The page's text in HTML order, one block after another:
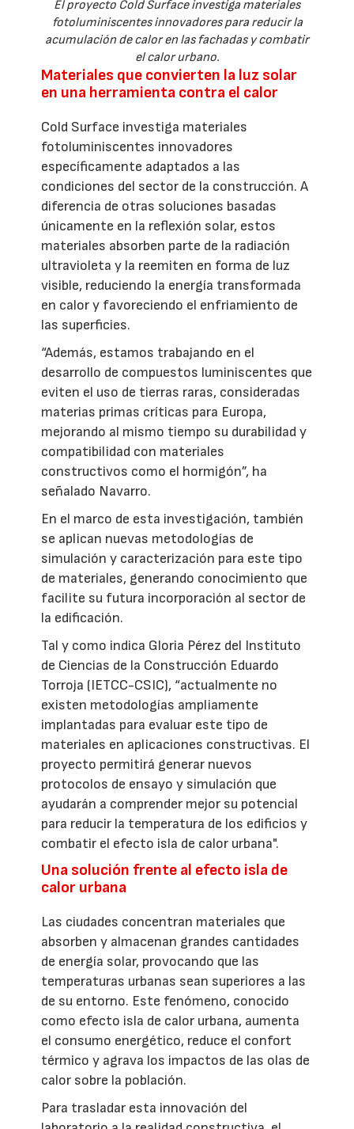
El proyecto Cold Surface investiga materiales
fotoluminiscentes innovadores para reducir la
acumulación de calor en las fachadas y combatir
el calor urbano.
Materiales que convierten la luz solar
en una herramienta contra el calor
Cold Surface investiga materiales
fotoluminiscentes innovadores
específicamente adaptados a las
condiciones del sector de la construcción. A
diferencia de otras soluciones basadas
únicamente en la reflexión solar, estos
materiales absorben parte de la radiación
ultravioleta y la reemiten en forma de luz
visible, reduciendo la energía transformada
en calor y favoreciendo el enfriamiento de
las superficies.
“Además, estamos trabajando en el
desarrollo de compuestos luminiscentes que
eviten el uso de tierras raras, consideradas
materias primas críticas para Europa,
mejorando al mismo tiempo su durabilidad y
compatibilidad con materiales
constructivos como el hormigón”, ha
señalado Navarro.
En el marco de esta investigación, también
se aplican nuevas metodologías de
simulación y caracterización para este tipo
de materiales, generando conocimiento que
facilite su futura incorporación al sector de
la edificación.
Tal y como indica Gloria Pérez del Instituto
de Ciencias de la Construcción Eduardo
Torroja (IETCC-CSIC), “actualmente no
existen metodologías ampliamente
implantadas para evaluar este tipo de
materiales en aplicaciones constructivas. El
proyecto permitirá generar nuevos
protocolos de ensayo y simulación que
ayudarán a comprender mejor su potencial
para reducir la temperatura de los edificios y
combatir el efecto isla de calor urbana".
Una solución frente al efecto isla de
calor urbana
Las ciudades concentran materiales que
absorben y almacenan grandes cantidades
de energía solar, provocando que las
temperaturas urbanas sean superiores a las
de su entorno. Este fenómeno, conocido
como efecto isla de calor urbana, aumenta
el consumo energético, reduce el confort
térmico y agrava los impactos de las olas de
calor sobre la población.
Para trasladar esta innovación del